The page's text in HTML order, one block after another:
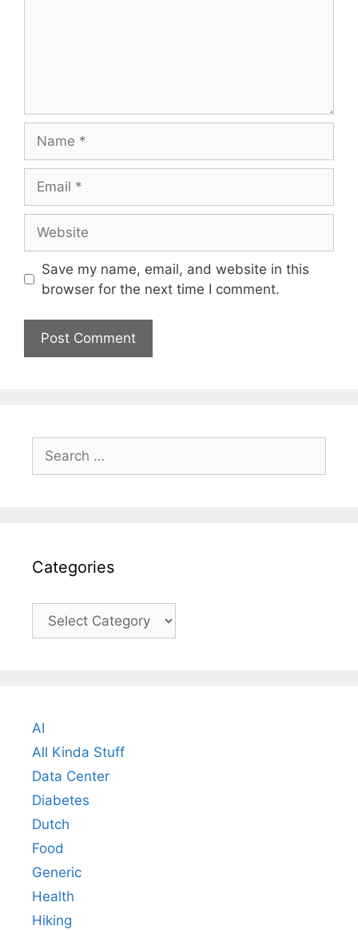
Save my name, email, and website in this
browser for the next time I comment.
Search
for:
Categories
Categories
AI
All Kinda Stuff
Data Center
Diabetes
Dutch
Food
Generic
Health
Hiking